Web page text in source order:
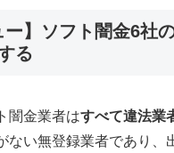
ー】ソフト闇金6社
る
闇金業者はすべて違法業
ない無登録業者であり、